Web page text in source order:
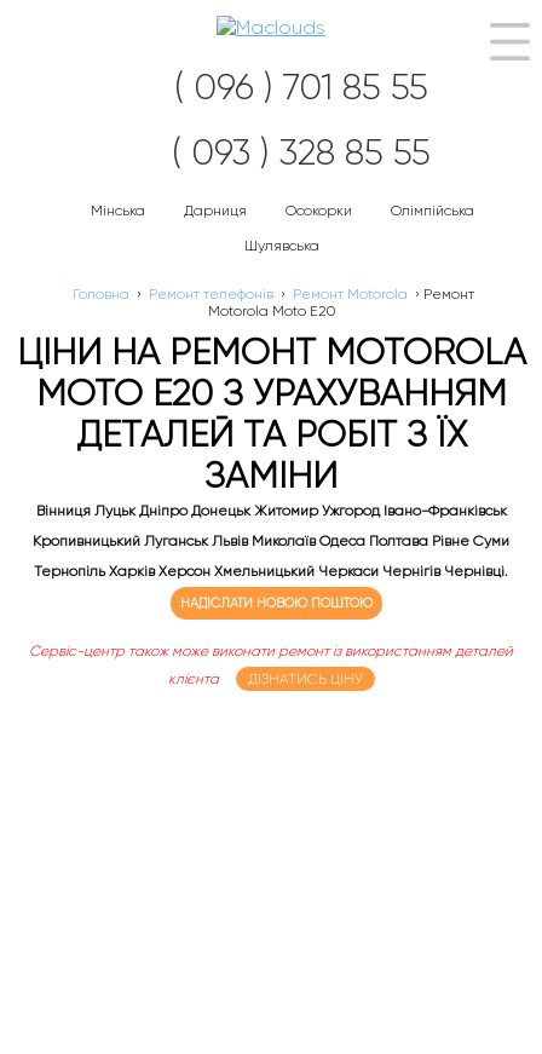
( 096 ) 701 85 55
( 093 ) 328 85 55
Мінська Дарниця Осокорки Олімпійська
Шулявська
Головна › Ремонт телефонів › Ремонт Motorola › Ремонт
Motorola Moto E20
ЦІНИ НА РЕМОНТ MOTOROLA
MOTO E20 З УРАХУВАННЯМ
ДЕТАЛЕЙ ТА РОБІТ З ЇХ
ЗАМІНИ
Вінниця Луцьк Дніпро Донецьк Житомир Ужгород Івано-Франківськ
Кропивницький Луганськ Львів Миколаїв Одеса Полтава Рівне Суми
Тернопіль Харків Херсон Хмельницький Черкаси Чернігів Чернівці.
НАДІСЛАТИ НОВОЮ ПОШТОЮ
Сервіс-центр також може виконати ремонт із використанням деталей
клієнта
ДІЗНАТИСЬ ЦІНУ